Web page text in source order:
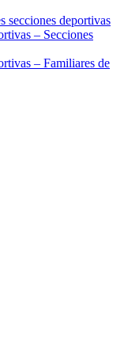
secciones deportivas
– Secciones
– Familiares de